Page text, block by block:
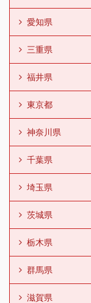
愛知県
三重県
福井県
東京都
神奈川県
千葉県
埼玉県
茨城県
栃木県
群馬県
滋賀県